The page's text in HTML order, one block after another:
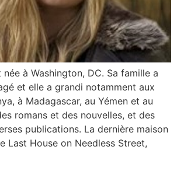
à Washington, DC. Sa famille a
et elle a grandi notamment aux
à Madagascar, au Yémen et au
romans et des nouvelles, et des
publications. La dernière maison
Last House on Needless Street,